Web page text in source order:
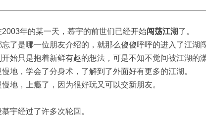
2003年的某一天，慕宇的前世们已经开始闯荡江湖了。
忘了是哪一位朋友介绍的，就那么傻傻呼呼的进入了江湖
开始只是抱着新鲜有趣的想法，可是不知不觉间被江湖的
慢地，学会了分身术，了解到了外面好有更多的江湖。
慢地，上瘾了，因为很好玩又可以交新朋友。
慕宇经过了许多次轮回。